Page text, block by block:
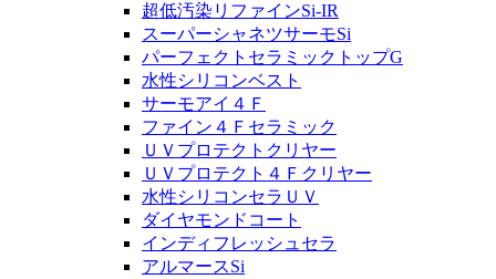
超低汚染リファインSi-IR
スーパーシャネツサーモSi
パーフェクトセラミックトップG
水性シリコンベスト
サーモアイ４Ｆ
ファイン４Ｆセラミック
ＵＶプロテクトクリヤー
ＵＶプロテクト４Ｆクリヤー
水性シリコンセラＵＶ
ダイヤモンドコート
インディフレッシュセラ
アルマースSi